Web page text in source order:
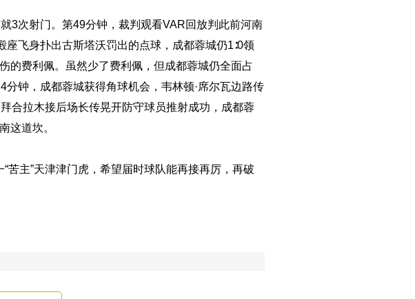
3次射门。第49分钟，裁判观看VAR回放判此前河南
飞身扑出古斯塔沃罚出的点球，成都蓉城仍1∶0领
的费利佩。虽然少了费利佩，但成都蓉城仍全面占
钟，成都蓉城获得角球机会，韦林顿·席尔瓦边路传
合拉木接后场长传晃开防守球员推射成功，成都蓉
这道坎。
主”天津津门虎，希望届时球队能再接再厉，再破